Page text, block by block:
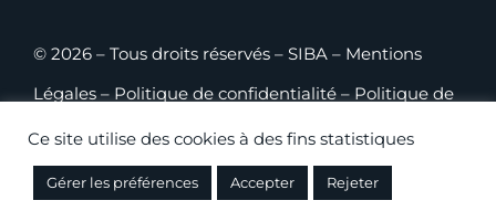
© 2026 – Tous droits réservés – SIBA – Mentions
Légales – Politique de confidentialité – Politique de
cookies –Plan du site–CGV B2C– CGV B2B
ConceptionSHEBAM!– Hébergement WEB:
Ce site utilise des cookies à des fins statistiques
Gérer les préférences Accepter Rejeter